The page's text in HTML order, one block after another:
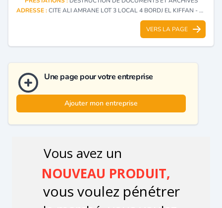
ADRESSE :CITE ALI AMRANE LOT 3 LOCAL 4 BORDJ EL KIFFAN - ALGER
VERS LA PAGE
Une page pour votre entreprise
Ajouter mon entreprise